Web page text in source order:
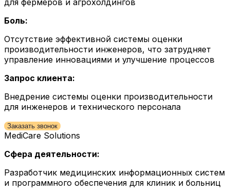
для фермеров и агрохолдингов
Боль:
Отсутствие эффективной системы оценки
производительности инженеров, что затрудняет
управление инновациями и улучшение процессов
Запрос клиента:
Внедрение системы оценки производительности
для инженеров и технического персонала
Заказать звонок
MediCare Solutions
Сфера деятельности:
Разработчик медицинских информационных систем
и программного обеспечения для клиник и больниц